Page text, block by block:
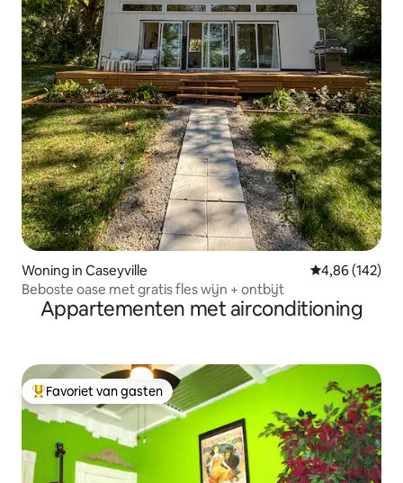
Woning in Caseyville Gemiddelde
4,86 (142)
Beboste oase met gratis fles wijn + ontbijt
Appartementen met airconditioning
Topfavoriet van gasten
Favoriet van gasten